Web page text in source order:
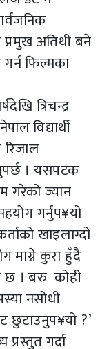
प्रमुख अतिथी बने
गर्न फिल्मका
त्रिचन्द्र
विद्यार्थी
। यसपटक
गरेको ज्यान
गर्नुप¥यो
खाइलाग्दो
माग्ने कुरा हुँदै
छ । बरु कोही
नसोधी
छुटाउनुप¥यो ?’
गर्दा